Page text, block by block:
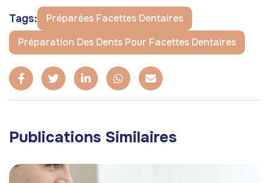
Tags:
Préparées Facettes Dentaires
Préparation Des Dents Pour Facettes Dentaires
Publications Similaires